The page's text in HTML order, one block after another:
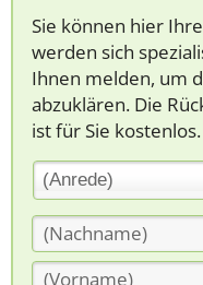
Sie können hier
werden sich
Ihnen melden, um
abzuklären. Die
ist für Sie kostenlos.
(Anrede)